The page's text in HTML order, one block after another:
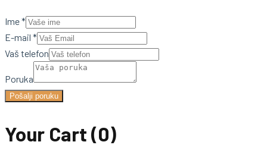
Ime*
E-mail *
Vaš telefon
Poruka
Pošalji poruku
Your Cart (0)